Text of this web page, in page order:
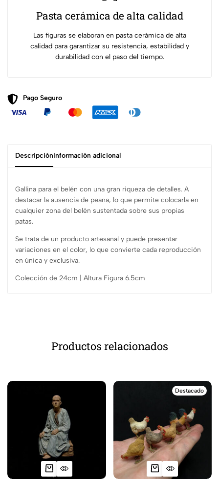
Pasta cerámica de alta calidad
Las figuras se elaboran en pasta cerámica de alta
calidad para garantizar su resistencia, estabilidad y
durabilidad con el paso del tiempo.
Pago Seguro
DescripciónInformación adicional
Gallina para el belén con una gran riqueza de detalles. A
destacar la ausencia de peana, lo que permite colocarla en
cualquier zona del belén sustentada sobre sus propias
patas.
Se trata de un producto artesanal y puede presentar
variaciones en el color, lo que convierte cada reproducción
en única y exclusiva.
Colección de 24cm | Altura Figura 6.5cm
Productos relacionados
Destacado